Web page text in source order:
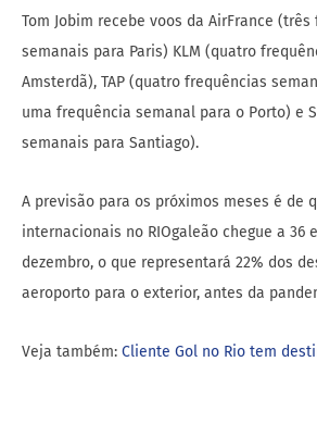
Tom Jobim recebe voos da AirFrance
semanais para Paris) KLM (quatro
Amsterdã), TAP (quatro frequências
uma frequência semanal para o Porto) e
semanais para Santiago).
A previsão para os próximos meses é de
internacionais no RIOgaleão chegue a 36
dezembro, o que representará 22% dos
aeroporto para o exterior, antes da
Veja também: Cliente Gol no Rio tem